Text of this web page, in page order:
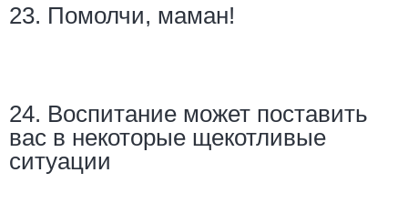
23. Помолчи, маман!
24. Воспитание может поставить
вас в некоторые щекотливые
ситуации